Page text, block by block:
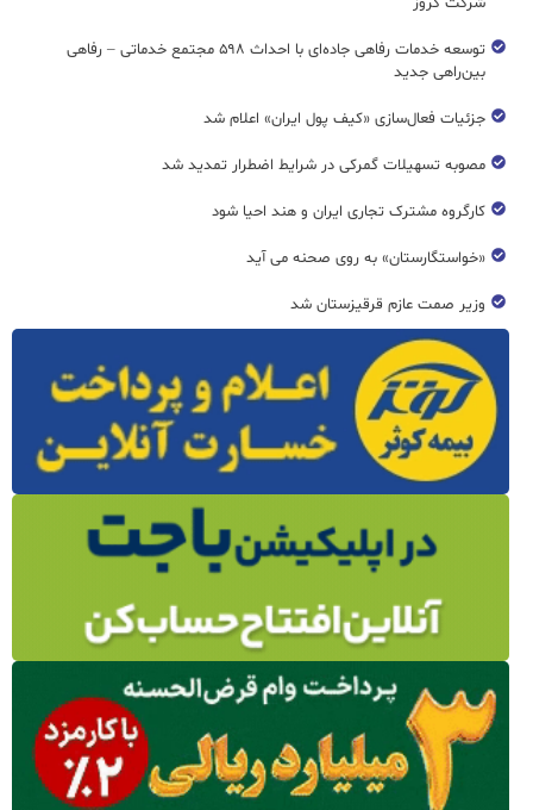
توسعه خدمات رفاهی جاده‌ای با احداث ۵۹۸ مجتمع خدماتی – رفاهی
بین‌راهی جدید
جزئیات فعال‌سازی «کیف پول ایران» اعلام شد
مصوبه تسهیلات گمرکی در شرایط اضطرار تمدید شد
کارگروه مشترک تجاری ایران و هند احیا شود
«خواستگارستان» به روی صحنه می آید
وزیر صمت عازم قرقیزستان شد